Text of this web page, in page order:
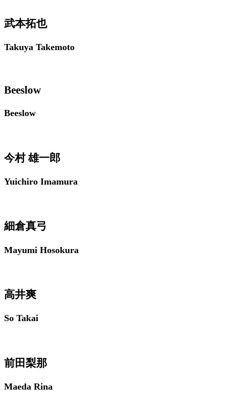
武本拓也
Takuya Takemoto
Beeslow
Beeslow
今村 雄一郎
Yuichiro Imamura
細倉真弓
Mayumi Hosokura
高井爽
So Takai
前田梨那
Maeda Rina